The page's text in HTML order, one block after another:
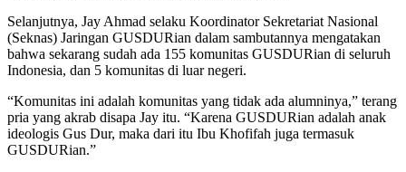
Selanjutnya, Jay Ahmad selaku Koordinator Sekretariat Nasional
(Seknas) Jaringan GUSDURian dalam sambutannya mengatakan
bahwa sekarang sudah ada 155 komunitas GUSDURian di seluruh
Indonesia, dan 5 komunitas di luar negeri.
“Komunitas ini adalah komunitas yang tidak ada alumninya,” terang
pria yang akrab disapa Jay itu. “Karena GUSDURian adalah anak
ideologis Gus Dur, maka dari itu Ibu Khofifah juga termasuk
GUSDURian.”